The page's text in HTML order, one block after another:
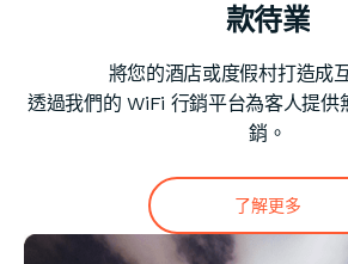
款待業
將您的酒店或度假村打造成
透過我們的 WiFi 行銷平台為客人提供
銷。
了解更多